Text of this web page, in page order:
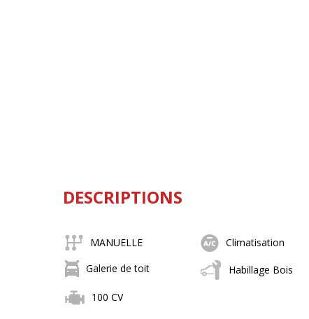
DESCRIPTIONS
MANUELLE Climatisation
Galerie de toit
Habillage Bois
100 CV